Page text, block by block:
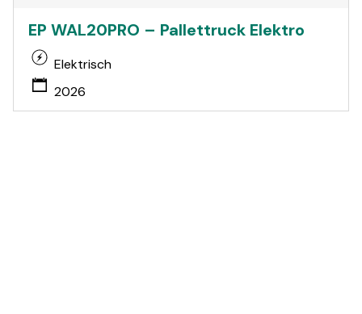
EP WAL20PRO – Pallettruck Elektro
Elektrisch
2026